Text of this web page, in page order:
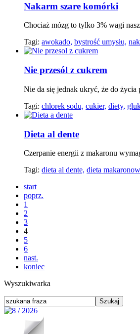
Nakarm szare komórki
Chociaż mózg to tylko 3% wagi
Tagi: awokado, bystrość umysłu,
Nie przesól z cukrem
Nie da się jednak ukryć, że do
Tagi: chlorek sodu, cukier, diety,
Dieta al dente
Czerpanie energii z makaronu
Tagi: dieta al dente, dieta
start
poprz.
1
2
3
4
5
6
nast.
koniec
Wyszukiwarka